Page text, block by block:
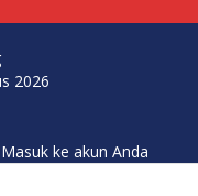
2026
ke akun Anda